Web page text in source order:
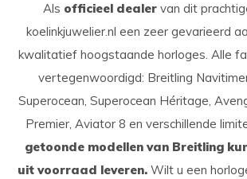
Als officieel dealervan dit
koelinkjuwelier.nl een zeer gevarieerd
kwalitatief hoogstaande horloges. Alle
vertegenwoordigd: Breitling
Superocean, Superocean Héritage,
Premier, Aviator 8 en verschillende
getoonde modellen van Breitling
uit voorraad leveren.Wilt u een